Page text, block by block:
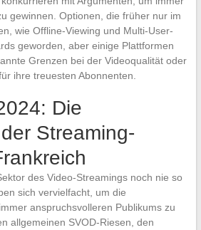
gewinnen. Optionen, die früher nur im
wie Offline-Viewing und Multi-User-
geworden, aber einige Plattformen
Grenzen bei der Videoqualität oder
ihre treuesten Abonnenten.
Die
Streaming-
des Video-Streamings noch nie so
sich vervielfacht, um die
anspruchsvolleren Publikums zu
allgemeinen SVOD-Riesen, den